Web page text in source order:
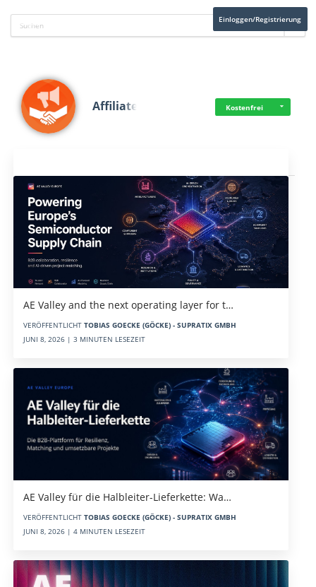
Einloggen/Registrierung
Affiliate Kostenfrei
AE Valley and the next operating layer for t…
VERÖFFENTLICHT TOBIAS GOECKE (GÖCKE) - SUPRATIX GMBH
JUNI 8, 2026 | 3 MINUTEN LESEZEIT
AE Valley für die Halbleiter-Lieferkette: Wa…
VERÖFFENTLICHT TOBIAS GOECKE (GÖCKE) - SUPRATIX GMBH
JUNI 8, 2026 | 4 MINUTEN LESEZEIT